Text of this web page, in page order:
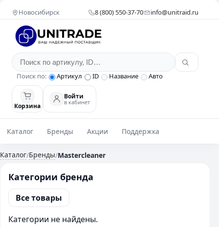
Новосибирск 8 (800) 550-37-70 info@unitraid.ru
Поиск по: Артикул ID Название Авто
Корзина
Войти
в кабинет
Каталог Бренды Акции Поддержка
Каталог/Бренды/Mastercleaner
Категории бренда
Все товары
Категории не найдены.